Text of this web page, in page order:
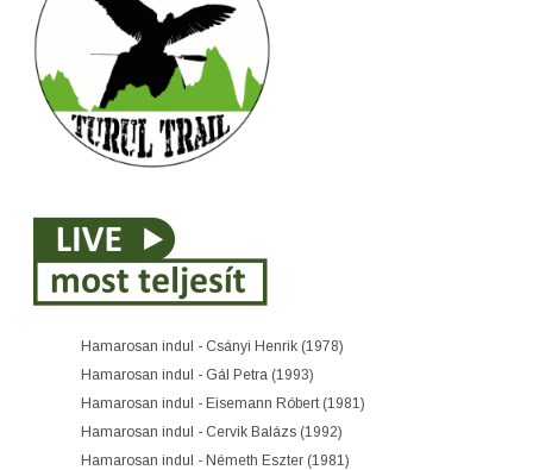
Hamarosan indul - Csányi Henrik (1978)
Hamarosan indul - Gál Petra (1993)
Hamarosan indul - Eisemann Róbert (1981)
Hamarosan indul - Cervik Balázs (1992)
Hamarosan indul - Németh Eszter (1981)